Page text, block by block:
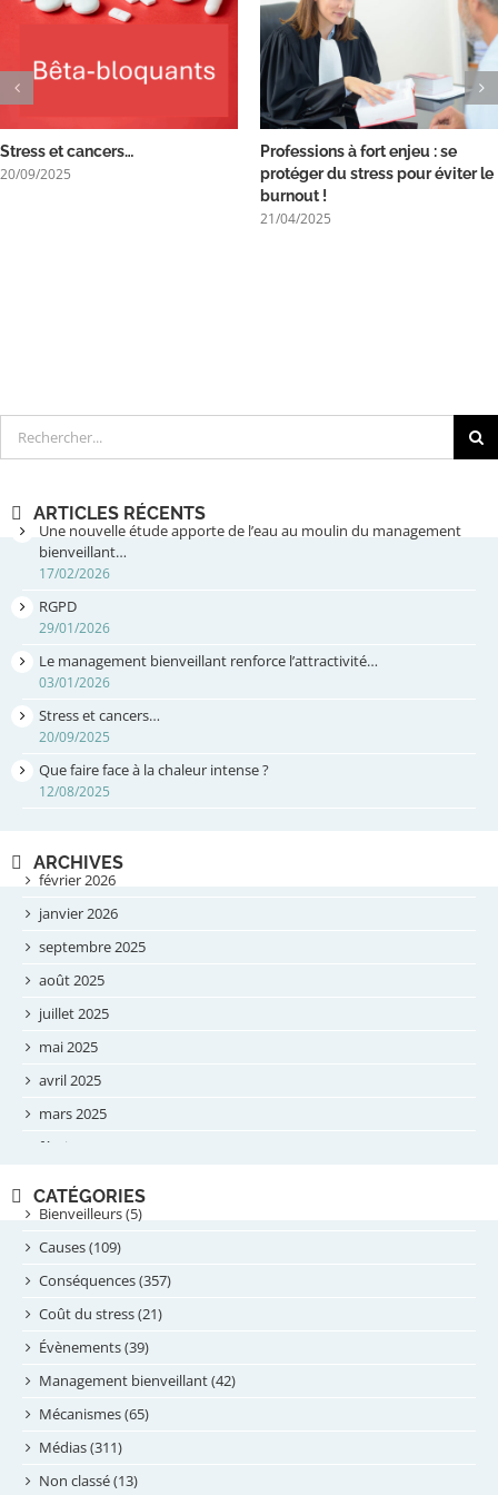
Stress et cancers…
20/09/2025
Professions à fort enjeu : se
protéger du stress pour éviter le
burnout !
21/04/2025
Rechercher
ARTICLES RÉCENTS
Une nouvelle étude apporte de l’eau au moulin du management
bienveillant…
17/02/2026
RGPD
29/01/2026
Le management bienveillant renforce l’attractivité…
03/01/2026
Stress et cancers…
20/09/2025
Que faire face à la chaleur intense ?
12/08/2025
ARCHIVES
février 2026
janvier 2026
septembre 2025
août 2025
juillet 2025
mai 2025
avril 2025
mars 2025
février 2025
septembre 2024
août 2024
juillet 2024
juin 2024
mai 2024
avril 2024
février 2024
janvier 2024
novembre 2023
CATÉGORIES
Bienveilleurs (5)
Causes (109)
Conséquences (357)
Coût du stress (21)
Évènements (39)
Management bienveillant (42)
Mécanismes (65)
Médias (311)
Non classé (13)